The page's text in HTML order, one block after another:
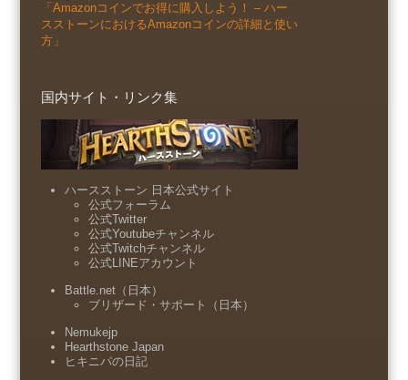
「Amazonコインでお得に購入しよう！ – ハー
スストーンにおけるAmazonコインの詳細と使い
方」
国内サイト・リンク集
ハースストーン 日本公式サイト
公式フォーラム
公式Twitter
公式Youtubeチャンネル
公式Twitchチャンネル
公式LINEアカウント
Battle.net（日本）
ブリザード・サポート（日本）
Nemukejp
Hearthstone Japan
ヒキニパの日記